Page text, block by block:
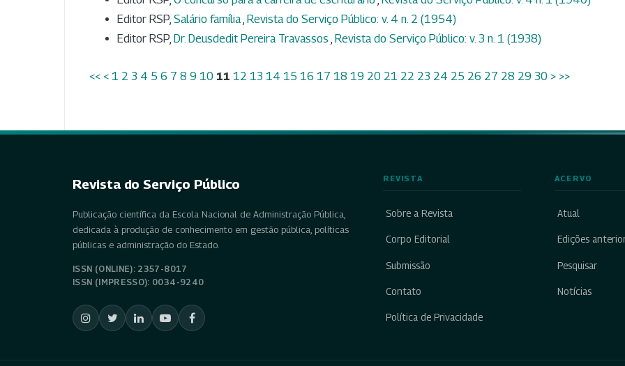
Editor RSP, Salário família, Revista do Serviço Público: v. 4 n. 2 (1954)
Editor RSP, Dr. Deusdedit Pereira Travassos , Revista do Serviço Público: v. 3 n. 1 (1938)
<< < 1 2 3 4 5 6 7 8 9 10 11 12 13 14 15 16 17 18 19 20 21 22 23 24 25 26 27 28 29 30 > >>
Revista do Serviço Público
Publicação científica da Escola Nacional de Administração Pública,
dedicada à produção de conhecimento em gestão pública, políticas
públicas e administração do Estado.
ISSN (ONLINE): 2357-8017
ISSN (IMPRESSO): 0034-9240
REVISTA
Sobre a Revista
Corpo Editorial
Submissão
Contato
Política de Privacidade
ACERVO
Atual
Edições
Pesquisar
Notícias